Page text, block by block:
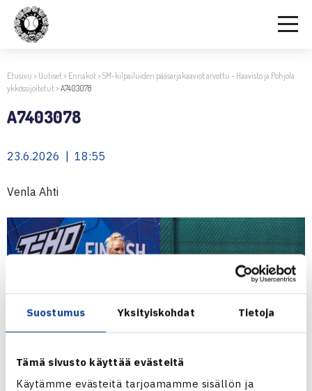
Suostumus Yksityiskohdat Tietoja
Tämä sivusto käyttää evästeitä
Käytämme evästeitä tarjoamamme sisällön ja
Etusivu > Uutiset> Ennakot>SM-kilpailuiden pääsarjakaaviot arvottu – Haavisto ja Pohjola
ykkössijoitetut>A7403078
A7403078
23.6.2026 | 18:55
Venla Ahti